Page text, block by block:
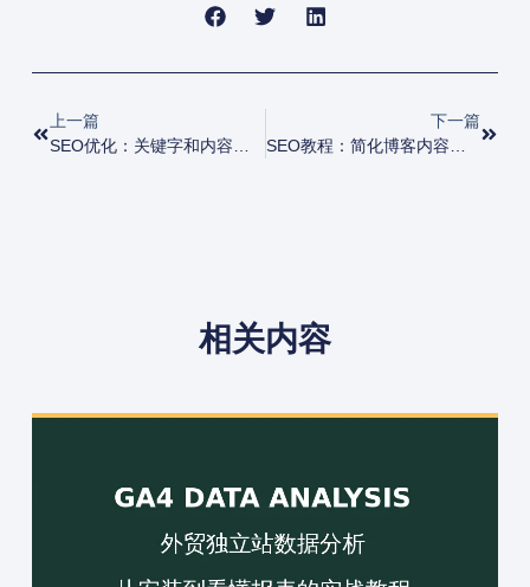
上一篇
下一篇
相关内容